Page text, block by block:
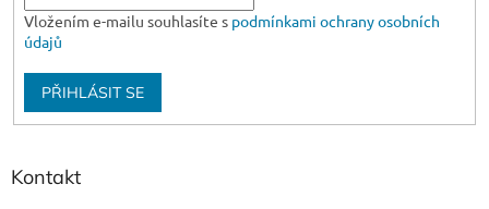
Vložením e-mailu souhlasíte s podmínkami ochrany osobních
údajů
PŘIHLÁSIT SE
Kontakt